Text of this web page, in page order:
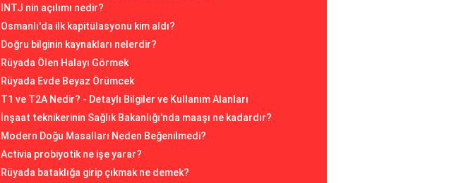
INTJ nin açılımı nedir?
Osmanlı'da ilk kapitülasyonu kim aldı?
Doğru bilginin kaynakları nelerdir?
Rüyada Ölen Halayı Görmek
Rüyada Evde Beyaz Örümcek
T1 ve T2A Nedir? - Detaylı Bilgiler ve Kullanım Alanları
İnşaat teknikerinin Sağlık Bakanlığı'nda maaşı ne kadardır?
Modern Doğu Masalları Neden Beğenilmedi?
Activia probiyotik ne işe yarar?
Rüyada bataklığa girip çıkmak ne demek?